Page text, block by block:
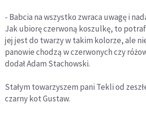
- Babcia na wszystko zwraca uwagę i
Jak ubiorę czerwoną koszulkę, to
jej jest do twarzy w takim kolorze, ale
panowie chodzą w czerwonych czy
dodał Adam Stachowski.
Stałym towarzyszem pani Tekli od
czarny kot Gustaw.